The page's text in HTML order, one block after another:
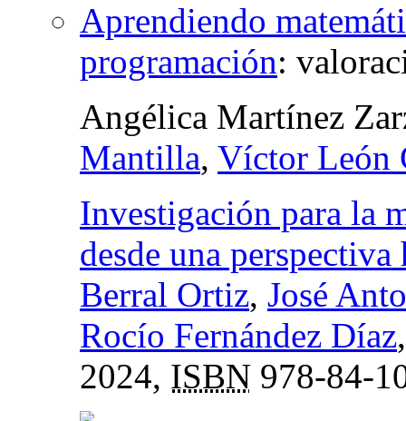
Aprendiendo
programación:
Angélica Martínez
Mantilla, Víctor León
Investigación para la
desde una
Berral Ortiz, José
Rocío Fernández Díaz
2024, ISBN 978-84-